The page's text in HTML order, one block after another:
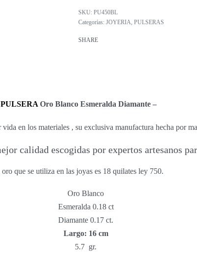
PU450BL
Categorías: JOYERIA, PULSERAS
SHARE
PULSERAOro Blanco Esmeralda Diamante –
en los materiales , su exclusiva manufactura hecha por
calidad escogidas por expertos artesanos
que se utiliza en las joyas es 18 quilates ley 750.
Oro Blanco
Esmeralda 0.18 ct
Diamante 0.17 ct.
Largo: 16 cm
5.7 gr.